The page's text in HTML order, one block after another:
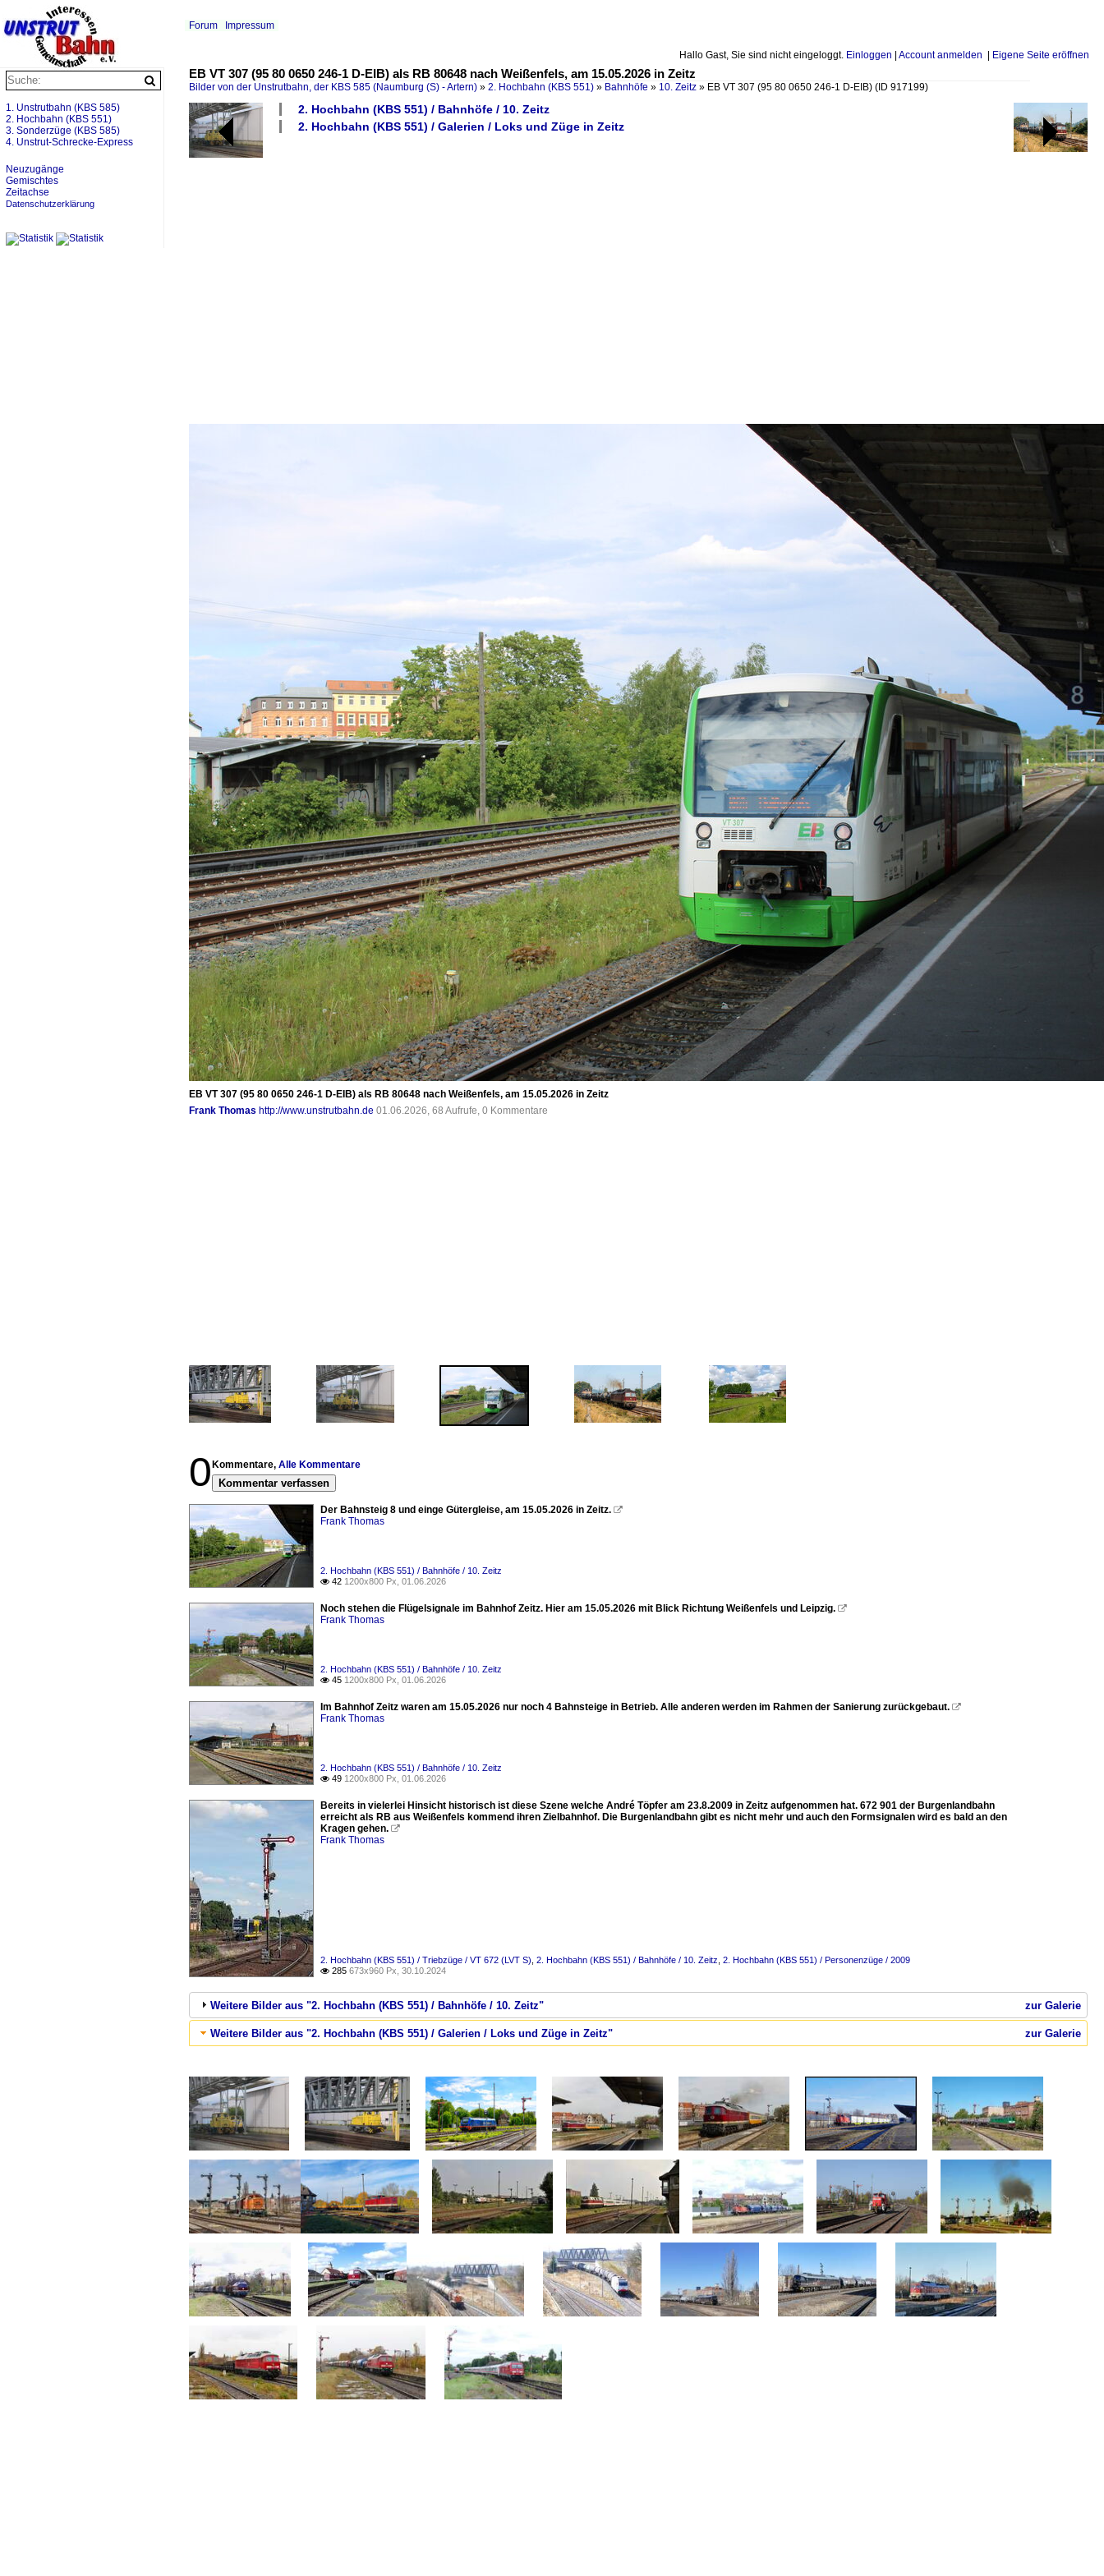
Hallo Gast, Sie sind nicht eingeloggt. Einloggen Account anmelden Eigene Seite eröffnen
Forum Impressum
EB VT 307 (95 80 0650 246-1 D-EIB) als RB 80648 nach Weißenfels, am 15.05.2026 in Zeitz
Bilder von der Unstrutbahn, der KBS 585 (Naumburg (S) - Artern) » 2. Hochbahn (KBS 551) » Bahnhöfe » 10. Zeitz » EB VT 307 (95 80 0650 246-1 D-EIB) (ID 917199)
2. Hochbahn (KBS 551) / Bahnhöfe / 10. Zeitz
2. Hochbahn (KBS 551) / Galerien / Loks und Züge in Zeitz
EB VT 307 (95 80 0650 246-1 D-EIB) als RB 80648 nach Weißenfels, am 15.05.2026 in Zeitz
Frank Thomas http://www.unstrutbahn.de 01.06.2026, 68 Aufrufe, 0 Kommentare
0 Kommentare, Alle Kommentare
Kommentar verfassen
Der Bahnsteig 8 und einge Gütergleise, am 15.05.2026 in Zeitz. 
Frank Thomas
2. Hochbahn (KBS 551) / Bahnhöfe / 10. Zeitz
 42 1200x800 Px, 01.06.2026
Noch stehen die Flügelsignale im Bahnhof Zeitz. Hier am 15.05.2026 mit Blick Richtung Weißenfels und Leipzig. 
Frank Thomas
2. Hochbahn (KBS 551) / Bahnhöfe / 10. Zeitz
 45 1200x800 Px, 01.06.2026
Im Bahnhof Zeitz waren am 15.05.2026 nur noch 4 Bahnsteige in Betrieb. Alle anderen werden im Rahmen der Sanierung zurückgebaut. 
Frank Thomas
2. Hochbahn (KBS 551) / Bahnhöfe / 10. Zeitz
 49 1200x800 Px, 01.06.2026
Bereits in vielerlei Hinsicht historisch ist diese Szene welche André Töpfer am 23.8.2009 in Zeitz aufgenommen hat. 672 901 der Burgenlandbahn
erreicht als RB aus Weißenfels kommend ihren Zielbahnhof. Die Burgenlandbahn gibt es nicht mehr und auch den Formsignalen wird es bald an den
Kragen gehen. 
Frank Thomas
2. Hochbahn (KBS 551) / Triebzüge / VT 672 (LVT S) 2. Hochbahn (KBS 551) / Bahnhöfe / 10. Zeitz 2. Hochbahn (KBS 551) / Personenzüge / 2009
 285 673x960 Px, 30.10.2024
zur Galerie
Weitere Bilder aus "2. Hochbahn (KBS 551) / Bahnhöfe / 10. Zeitz"
zur Galerie
Weitere Bilder aus "2. Hochbahn (KBS 551) / Galerien / Loks und Züge in Zeitz"
1. Unstrutbahn (KBS 585)
2. Hochbahn (KBS 551)
3. Sonderzüge (KBS 585)
4. Unstrut-Schrecke-Express
Neuzugänge
Gemischtes
Zeitachse
Datenschutzerklärung